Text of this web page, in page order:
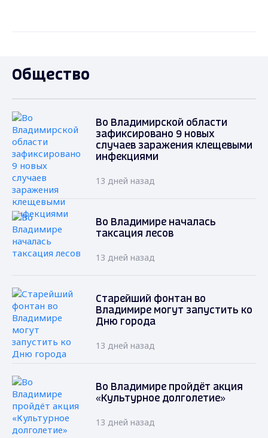
Общество
Во Владимирской области
зафиксировано 9 новых
случаев заражения клещевыми
инфекциями
13 дней назад
Во Владимире началась
таксация лесов
13 дней назад
Старейший фонтан во
Владимире могут запустить ко
Дню города
13 дней назад
Во Владимире пройдёт акция
«Культурное долголетие»
13 дней назад